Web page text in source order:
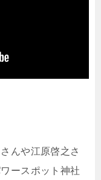
んや江原啓之さ
ースポット神社